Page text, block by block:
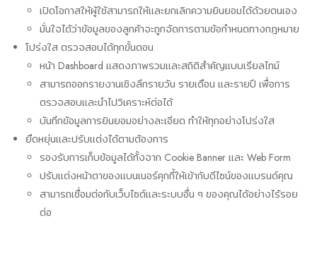
เปิดโอกาสให้ผู้ใช้สามารถให้และยกเลิกความยินยอมได้ด้วยตนเอง
มั่นใจได้ว่าข้อมูลของลูกค้าจะถูกจัดการตามข้อกำหนดทางกฎหมาย
โปร่งใส ตรวจสอบได้ทุกขั้นตอน
หน้า Dashboard แสดงภาพรวมและสถิติสำคัญแบบเรียลไทม์
สามารถออกรายงานเชิงลึกรายวัน รายเดือน และรายปี เพื่อการ
ตรวจสอบและนำไปวิเคราะห์ต่อได้
บันทึกข้อมูลการยินยอมอย่างละเอียด ทำให้ทุกอย่างโปร่งใส
ยืดหยุ่นและปรับแต่งได้ตามต้องการ
รองรับการเก็บข้อมูลได้ทั้งจาก Cookie Banner และ Web Form
ปรับแต่งหน้าตาของแบนเนอร์คุกกี้ให้เข้ากับดีไซน์ของแบรนด์คุณ
สามารถเชื่อมต่อกับเว็บไซต์และระบบอื่น ๆ ของคุณได้อย่างไร้รอย
ต่อ